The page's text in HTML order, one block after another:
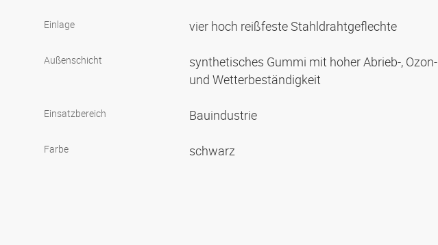
Einlage vier hoch reißfeste Stahldrahtgeflechte
Außenschicht
synthetisches Gummi mit hoher Abrieb-, Ozon-
und Wetterbeständigkeit
Einsatzbereich Bauindustrie
Farbe schwarz